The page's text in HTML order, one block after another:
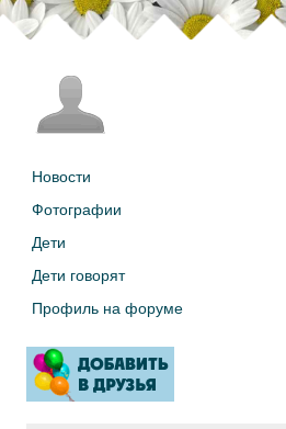
Новости
Фотографии
Дети
Дети говорят
Профиль на форуме